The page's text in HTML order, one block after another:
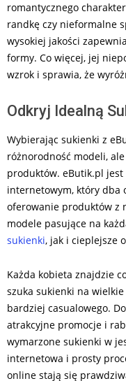
romantycznego
randkę czy nieformalne
wysokiej jakości
formy. Co więcej, jej
wzrok i sprawia, że
Odkryj Idealną
Wybierając sukienki z
różnorodność modeli,
produktów. eButik.pl
internetowym, który dba
oferowanie produktów z
modele pasujące na
sukienki, jak i cieplejsze
Każda kobieta znajdzie
szuka sukienki na
bardziej casualowego.
atrakcyjne promocje i
wymarzone sukienki w
internetowa i prosty
online stają się